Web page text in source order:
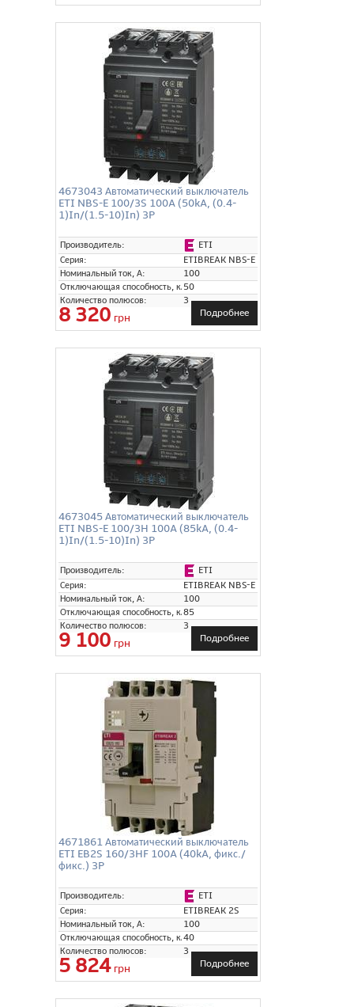
4673043 Автоматический выключатель
ETI NBS-E 100/3S 100A (50kA, (0.4-
1)In/(1.5-10)In) 3P
Производитель:
ETI
Серия:
ETIBREAK NBS-E
Номинальный ток, А:
100
Отключающая способность, кА:50
Количество полюсов:
3
8 320 грн Подробнее
4673045 Автоматический выключатель
ETI NBS-E 100/3H 100A (85kA, (0.4-
1)In/(1.5-10)In) 3P
Производитель:
ETI
Серия:
ETIBREAK NBS-E
Номинальный ток, А:
100
Отключающая способность, кА:85
Количество полюсов:
3
9 100 грн Подробнее
4671861 Автоматический выключатель
ETI EB2S 160/3HF 100A (40kA, фикс./
фикс.) 3P
Производитель:
ETI
Серия:
ETIBREAK 2S
Номинальный ток, А:
100
Отключающая способность, кА:40
Количество полюсов:
3
5 824грн Подробнее